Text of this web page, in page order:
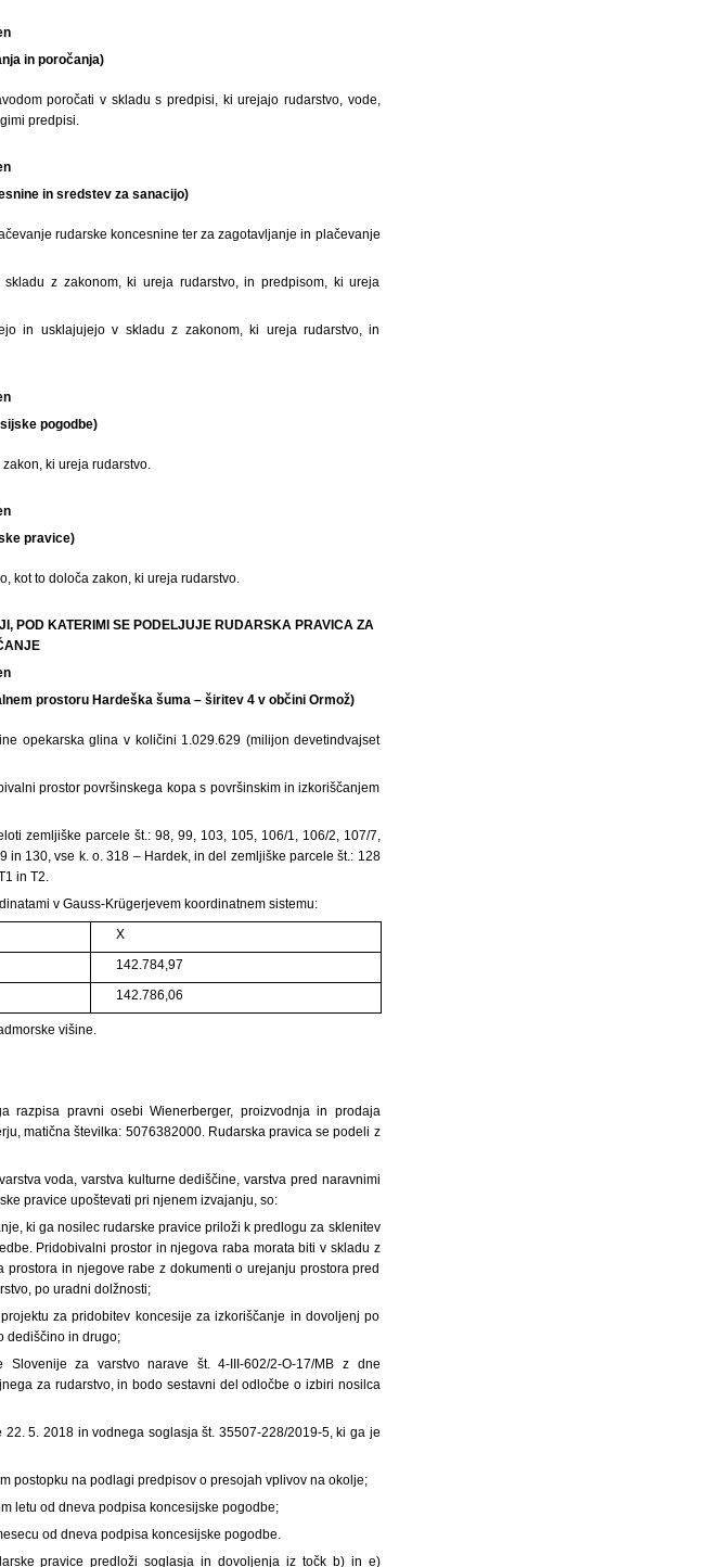
in poročanja)
poročati v skladu s predpisi, ki urejajo rudarstvo, vode,
predpisi.
in sredstev za sanacijo)
rudarske koncesnine ter za zagotavljanje in plačevanje
z zakonom, ki ureja rudarstvo, in predpisom, ki ureja
in usklajujejo v skladu z zakonom, ki ureja rudarstvo, in
pogodbe)
ki ureja rudarstvo.
pravice)
kot to določa zakon, ki ureja rudarstvo.
POD KATERIMI SE PODELJUJE RUDARSKA PRAVICA ZA
prostoru Hardeška šuma – širitev 4 v občini Ormož)
opekarska glina v količini 1.029.629 (milijon devetindvajset
prostor površinskega kopa s površinskim in izkoriščanjem
zemljiške parcele št.: 98, 99, 103, 105, 106/1, 106/2, 107/7,
in 130, vse k. o. 318 – Hardek, in del zemljiške parcele št.: 128
in T2.
v Gauss-Krügerjevem koordinatnem sistemu:
X
142.784,97
142.786,06
višine.
razpisa pravni osebi Wienerberger, proizvodnja in prodaja
matična številka: 5076382000. Rudarska pravica se podeli z
voda, varstva kulturne dediščine, varstva pred naravnimi
pravice upoštevati pri njenem izvajanju, so:
ki ga nosilec rudarske pravice priloži k predlogu za sklenitev
Pridobivalni prostor in njegova raba morata biti v skladu z
in njegove rabe z dokumenti o urejanju prostora pred
po uradni dolžnosti;
za pridobitev koncesije za izkoriščanje in dovoljenj po
dediščino in drugo;
Slovenije za varstvo narave št. 4-III-602/2-O-17/MB z dne
za rudarstvo, in bodo sestavni del odločbe o izbiri nosilca
5. 2018 in vodnega soglasja št. 35507-228/2019-5, ki ga je
postopku na podlagi predpisov o presojah vplivov na okolje;
letu od dneva podpisa koncesijske pogodbe;
od dneva podpisa koncesijske pogodbe.
pravice predloži soglasja in dovoljenja iz točk b) in e)